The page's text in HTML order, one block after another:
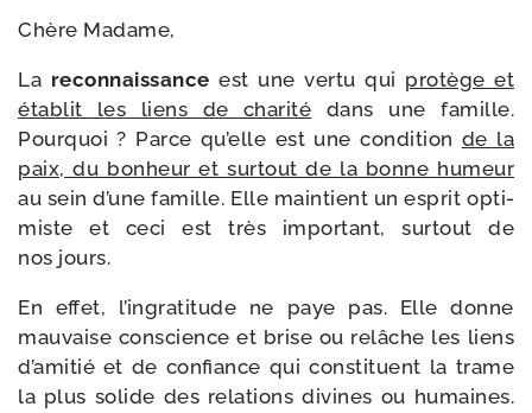
Chère Madame,
La recon­nais­sance est une ver­tu qui pro­tège et
éta­blit les liens de cha­ri­té dans une famille.
Pourquoi ? Parce qu’elle est une condi­tion de la
paix, du bon­heur et sur­tout de la bonne humeur
au sein d’une famille. Elle main­tient un esprit opti­
miste et ceci est très impor­tant, sur­tout de
nos jours.
En effet, l’in­gra­ti­tude ne paye pas. Elle donne
mau­vaise conscience et brise ou relâche les liens
d’a­mi­tié et de confiance qui consti­tuent la trame
la plus solide des rela­tions divines ou humaines.